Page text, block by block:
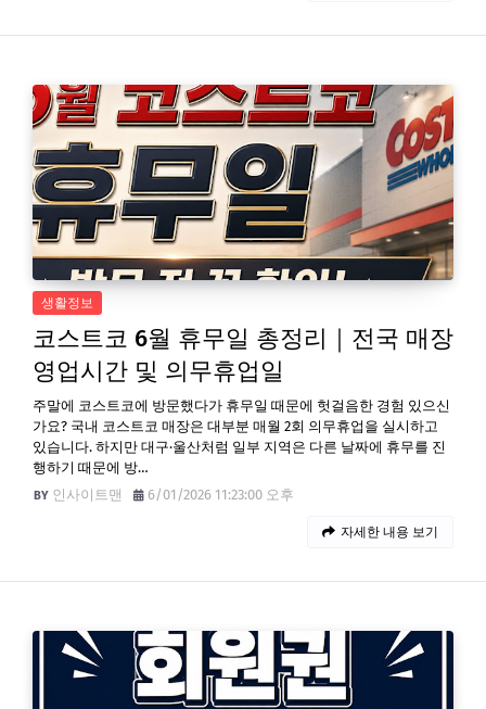
생활정보
코스트코 6월 휴무일 총정리｜전국 매장
영업시간 및 의무휴업일
주말에 코스트코에 방문했다가 휴무일 때문에 헛걸음한 경험 있으신
가요? 국내 코스트코 매장은 대부분 매월 2회 의무휴업을 실시하고
있습니다. 하지만 대구·울산처럼 일부 지역은 다른 날짜에 휴무를 진
행하기 때문에 방…
인사이트맨
6/01/2026 11:23:00 오후
자세한 내용 보기